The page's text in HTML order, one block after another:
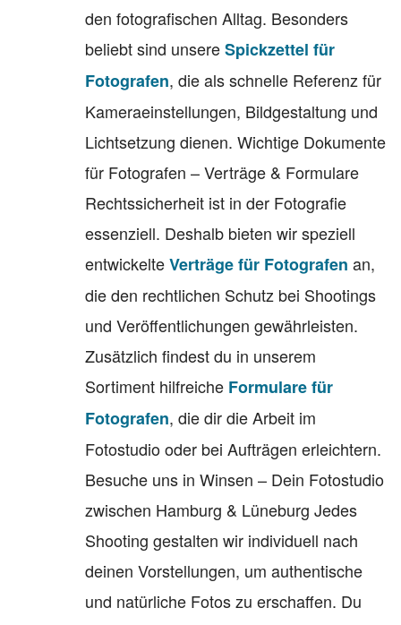
den fotografischen Alltag. Besonders
beliebt sind unsereSpickzettel für
Fotografen, die als schnelle Referenz für
Kameraeinstellungen, Bildgestaltung und
Lichtsetzung dienen. Wichtige Dokumente
für Fotografen – Verträge & Formulare
Rechtssicherheit ist in der Fotografie
essenziell. Deshalb bieten wir speziell
entwickelteVerträge für Fotografen an,
die den rechtlichen Schutz bei Shootings
und Veröffentlichungen gewährleisten.
Zusätzlich findest du in unserem
Sortiment hilfreiche Formulare für
Fotografen, die dir die Arbeit im
Fotostudio oder bei Aufträgen erleichtern.
Besuche uns in Winsen – Dein Fotostudio
zwischen Hamburg & Lüneburg Jedes
Shooting gestalten wir individuell nach
deinen Vorstellungen, um authentische
und natürliche Fotos zu erschaffen. Du